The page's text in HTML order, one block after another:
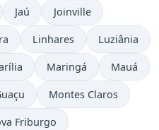
Jaú Joinville
Linhares Luziânia
Maringá Mauá
Montes Claros
Friburgo